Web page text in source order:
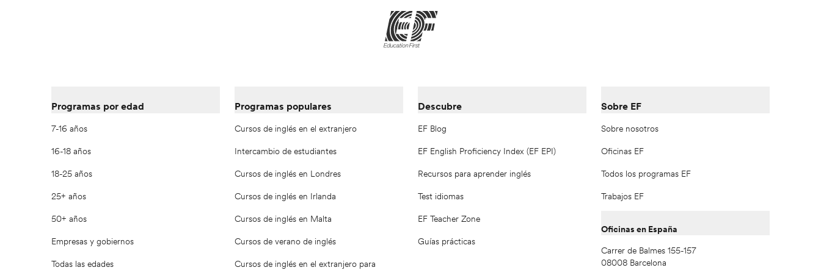
Programas por edad
7-16 años
16-18 años
18-25 años
25+ años
50+ años
Empresas y gobiernos
Todas las edades
Programas populares
Cursos de inglés en el extranjero
Intercambio de estudiantes
Cursos de inglés en Londres
Cursos de inglés en Irlanda
Cursos de inglés en Malta
Cursos de verano de inglés
Cursos de inglés en el extranjero para
Descubre
EF Blog
EF English Proficiency Index (EF EPI)
Recursos para aprender inglés
Test idiomas
EF Teacher Zone
Guías prácticas
Sobre EF
Sobre nosotros
Oficinas EF
Todos los programas EF
Trabajos EF
Oficinas en España
Carrer de Balmes 155-157
08008 Barcelona